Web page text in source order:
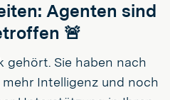
Agenten sind
🚨
gehört. Sie haben nach
Intelligenz und noch